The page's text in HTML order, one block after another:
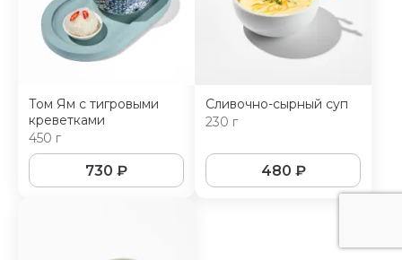
Том Ям с тигровыми
креветками
450 г
730 ₽
Сливочно-сырный суп
230 г
480 ₽